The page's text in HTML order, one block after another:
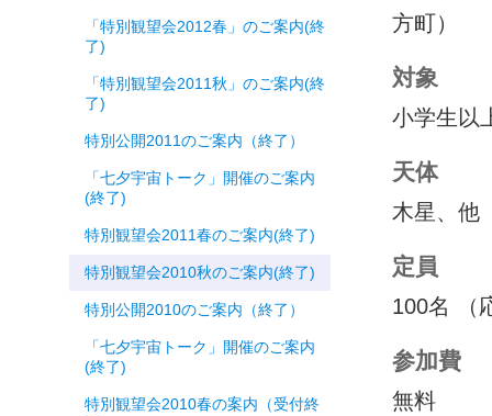
方町）
対象
小学生以
天体
木星、他
定員
100名 （
参加費
無料
「特別観望会2012春」のご案内(終
了)
「特別観望会2011秋」のご案内(終
了)
特別公開2011のご案内（終了）
「七夕宇宙トーク」開催のご案内
(終了)
特別観望会2011春のご案内(終了)
特別観望会2010秋のご案内(終了)
特別公開2010のご案内（終了）
「七夕宇宙トーク」開催のご案内
(終了)
特別観望会2010春の案内（受付終